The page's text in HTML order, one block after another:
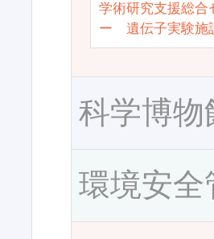
学術研究支援総合
ー 遺伝子実験施
科学博物
環境安